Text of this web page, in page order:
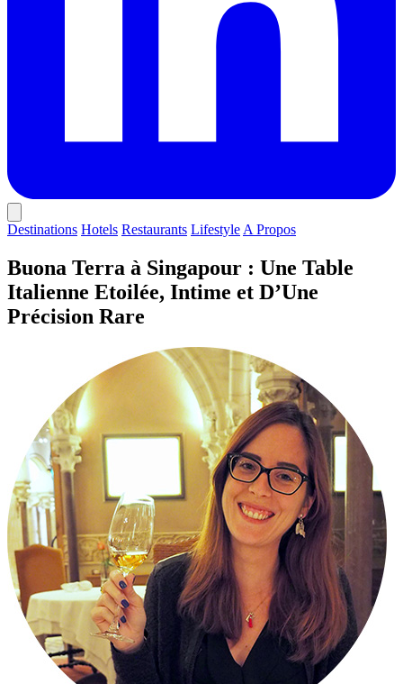
Destinations Hotels Restaurants Lifestyle A Propos
Buona Terra à Singapour : Une Table
Italienne Etoilée, Intime et D’Une
Précision Rare